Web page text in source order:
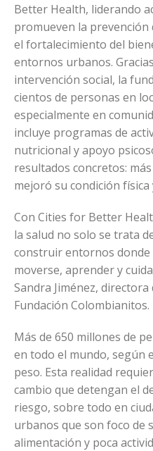
Better Health, liderando
promueven la prevención
el fortalecimiento del
entornos urbanos.
intervención social, la
cientos de personas en
especialmente en
incluye programas de
nutricional y apoyo
resultados concretos:
mejoró su condición física
Con Cities for Better
la salud no solo se trata
construir entornos donde
moverse, aprender y
Sandra Jiménez,
Fundación Colombianitos.
Más de 650 millones de
en todo el mundo, según
peso. Esta realidad
cambio que detengan el
riesgo, sobre todo en
urbanos que son foco de
alimentación y poca